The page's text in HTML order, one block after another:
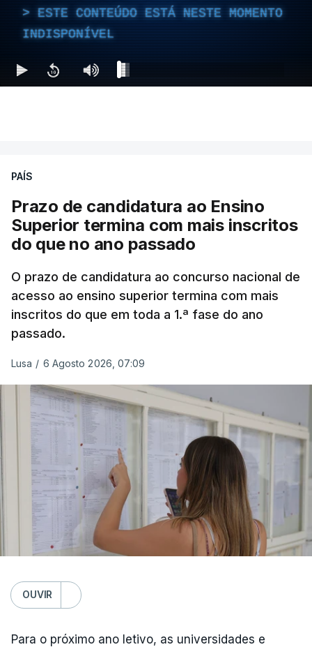
ESTE CONTEÚDO ESTÁ NESTE MOMENTO
INDISPONÍVEL
PAÍS
Prazo de candidatura ao Ensino
Superior termina com mais inscritos
do que no ano passado
O prazo de candidatura ao concurso nacional de
acesso ao ensino superior termina com mais
inscritos do que em toda a 1.ª fase do ano
passado.
Lusa / 6 Agosto 2026, 07:09
OUVIR
Para o próximo ano letivo, as universidades e